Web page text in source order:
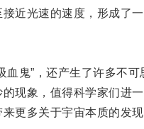
光速的速度，形成了一
”，还产生了许多不可
象，值得科学家们进一
多关于宇宙本质的发现